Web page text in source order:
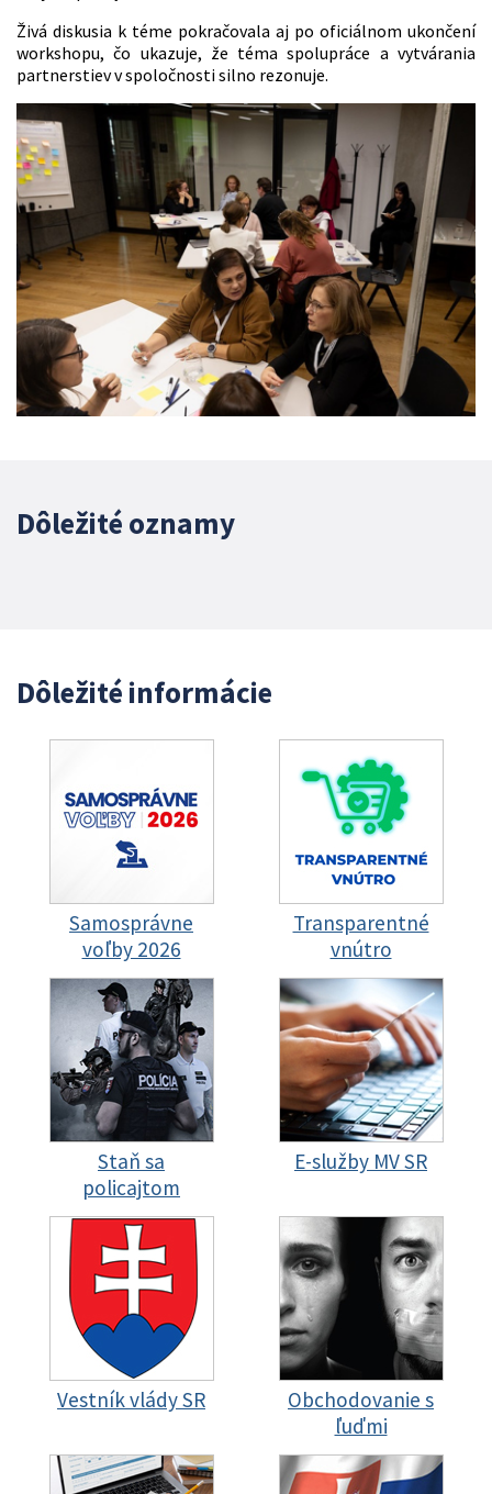
Živá diskusia k téme pokračovala aj po oficiálnom ukončení
workshopu, čo ukazuje, že téma spolupráce a vytvárania
partnerstiev v spoločnosti silno rezonuje.
Dôležité oznamy
Dôležité informácie
Samosprávne
voľby 2026
Transparentné
vnútro
Staň sa
policajtom
E-služby MV SR
Vestník vlády SR
Obchodovanie s
ľuďmi